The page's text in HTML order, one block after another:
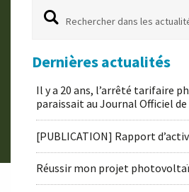
Dernières actualités
Il y a 20 ans, l’arrêté tarifaire
paraissait au Journal Officiel
[PUBLICATION] Rapport
Réussir mon projet